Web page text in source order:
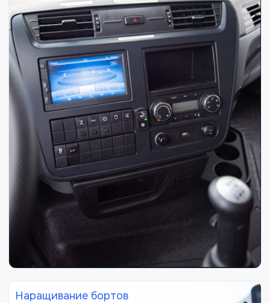
Наращивание бортов